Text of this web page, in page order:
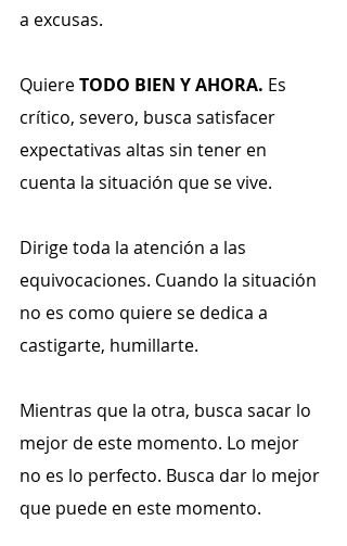
a excusas.
Quiere TODO BIEN Y AHORA. Es
crítico, severo, busca satisfacer
expectativas altas sin tener en
cuenta la situación que se vive.
Dirige toda la atención a las
equivocaciones. Cuando la situación
no es como quiere se dedica a
castigarte, humillarte.
Mientras que la otra, busca sacar lo
mejor de este momento. Lo mejor
no es lo perfecto. Busca dar lo mejor
que puede en este momento.